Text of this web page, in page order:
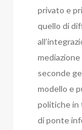
privato e
quello di
seconde
modello e
politiche in
di ponte